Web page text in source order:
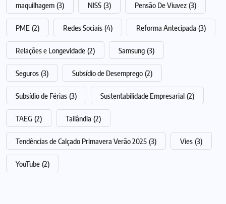
maquilhagem (3) NISS (3) Pensão De Viuvez (3)
PME (2) Redes Sociais (4) Reforma Antecipada (3)
Relações e Longevidade (2) Samsung (3)
Seguros (3) Subsídio de Desemprego (2)
Subsídio de Férias (3) Sustentabilidade Empresarial (2)
TAEG (2) Tailândia (2)
Tendências de Calçado Primavera Verão 2025 (3) Vies (3)
YouTube (2)